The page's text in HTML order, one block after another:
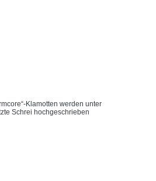
Klamotten werden unter
Schrei hochgeschrieben